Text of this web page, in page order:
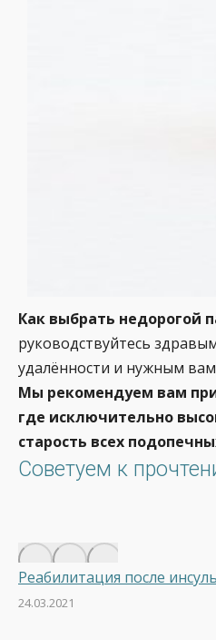
Как выбрать недорогой
руководствуйтесь
удалённости и нужным
Мы рекомендуем вам
где исключительно
старость всех
Советуем к
Реабилитация после
24.03.2021